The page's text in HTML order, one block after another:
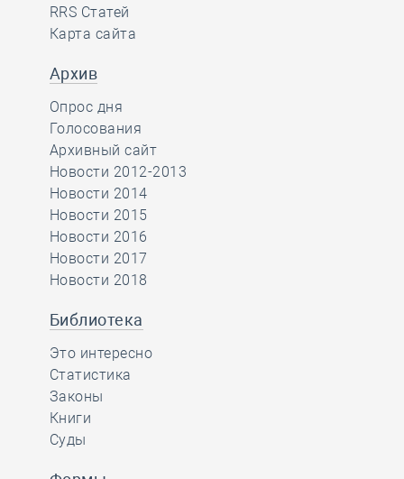
RRS Статей
Карта сайта
Архив
Опрос дня
Голосования
Архивный сайт
Новости 2012-2013
Новости 2014
Новости 2015
Новости 2016
Новости 2017
Новости 2018
Библиотека
Это интересно
Статистика
Законы
Книги
Суды